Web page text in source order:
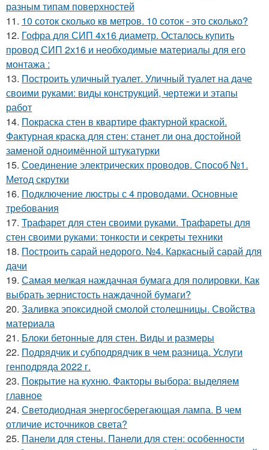
разным типам поверхностей
11. 10 соток сколько кв метров. 10 соток - это сколько?
12. Гофра для СИП 4х16 диаметр. Осталось купить
провод СИП 2х16 и необходимые материалы для его
монтажа :
13. Построить уличный туалет. Уличный туалет на даче
своими руками: виды конструкций, чертежи и этапы
работ
14. Покраска стен в квартире фактурной краской.
Фактурная краска для стен: станет ли она достойной
заменой одноимённой штукатурки
15. Соединение электрических проводов. Способ №1.
Метод скрутки
16. Подключение люстры с 4 проводами. Основные
требования
17. Трафарет для стен своими руками. Трафареты для
стен своими руками: тонкости и секреты техники
18. Построить сарай недорого. №4. Каркасный сарай для
дачи
19. Самая мелкая наждачная бумага для полировки. Как
выбрать зернистость наждачной бумаги?
20. Заливка эпоксидной смолой столешницы. Свойства
материала
21. Блоки бетонные для стен. Виды и размеры
22. Подрядчик и субподрядчик в чем разница. Услуги
генподряда 2022 г.
23. Покрытие на кухню. Факторы выбора: выделяем
главное
24. Светодиодная энергосберегающая лампа. В чем
отличие источников света?
25. Панели для стены. Панели для стен: особенности